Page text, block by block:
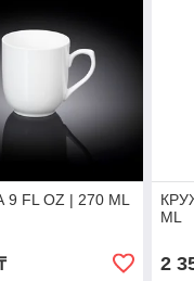
FL OZ | 270 ML
ML
2